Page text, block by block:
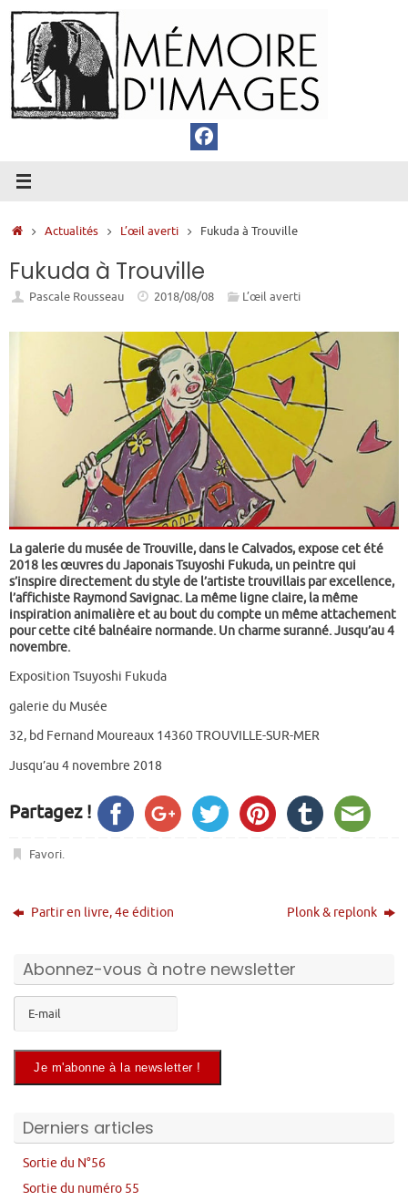
Passer
au
contenu
Accueil
Actualités L’œil averti Fukuda à Trouville
Fukuda à Trouville
Pascale Rousseau 2018/08/08 L’œil averti
La galerie du musée de Trouville, dans le Calvados, expose cet été
2018 les œuvres du Japonais Tsuyoshi Fukuda, un peintre qui
s’inspire directement du style de l’artiste trouvillais par excellence,
l’affichiste Raymond Savignac. La même ligne claire, la même
inspiration animalière et au bout du compte un même attachement
pour cette cité balnéaire normande. Un charme suranné. Jusqu’au 4
novembre.
Exposition Tsuyoshi Fukuda
galerie du Musée
32, bd Fernand Moureaux 14360 TROUVILLE-SUR-MER
Jusqu’au 4 novembre 2018
Partagez !
Favori.
Partir en livre, 4e édition Plonk & replonk
Abonnez-vous à notre newsletter
Derniers articles
Sortie du N°56
Sortie du numéro 55